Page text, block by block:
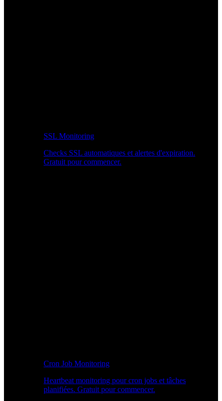
SSL Monitoring
Checks SSL automatiques et alertes d'expiration.
Gratuit pour commencer.
Cron Job Monitoring
Heartbeat monitoring pour cron jobs et tâches
planifiées. Gratuit pour commencer.